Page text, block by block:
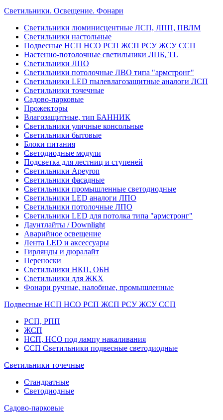
Светильники. Освещение. Фонари
Светильники люминисцентные ЛСП, ЛПП, ПВЛМ
Светильники настольные
Подвесные НСП НСО РСП ЖСП РСУ ЖСУ ССП
Настенно-потолочные светильники ЛПБ, TL
Светильники ЛПО
Светильники потолочные ЛВО типа "армстронг"
Светильники LED пылевлагозащитные аналоги ЛСП
Светильники точечные
Садово-парковые
Прожекторы
Влагозащитные, тип БАННИК
Светильники уличные консольные
Светильники бытовые
Блоки питания
Светодиодные модули
Подсветка для лестниц и ступеней
Светильники Apeyron
Светильники фасадные
Светильники промышленные светодиодные
Светильники LED аналоги ЛПО
Светильники потолочные ЛПО
Светильники LED для потолка типа "армстронг"
Даунтлайты / Downlight
Аварийное освещение
Лента LED и аксессуары
Гирлянды и дюралайт
Переноски
Светильники НКП, ОБН
Светильники для ЖКХ
Фонари ручные, налобные, промышленные
Подвесные НСП НСО РСП ЖСП РСУ ЖСУ ССП
РСП, РПП
ЖСП
НСП, НСО под лампу накаливания
ССП Светильники подвесные светодиодные
Светильники точечные
Стандратные
Светодиодные
Садово-парковые